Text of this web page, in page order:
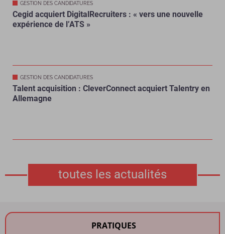
GESTION DES CANDIDATURES
Cegid acquiert DigitalRecruiters : « vers une nouvelle
expérience de l’ATS »
GESTION DES CANDIDATURES
Talent acquisition : CleverConnect acquiert Talentry en
Allemagne
toutes les actualités
PRATIQUES